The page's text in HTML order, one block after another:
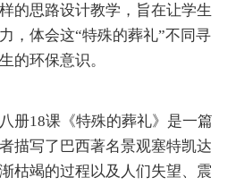
的思路设计教学，旨在让学生
，体会这“特殊的葬礼”不同寻
的环保意识。
册18课《特殊的葬礼》是一篇
描写了巴西著名景观塞特凯达
枯竭的过程以及人们失望、震